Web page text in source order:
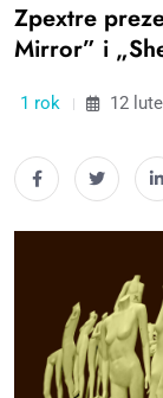
Zpextre
Mirror” i
1 rok 12